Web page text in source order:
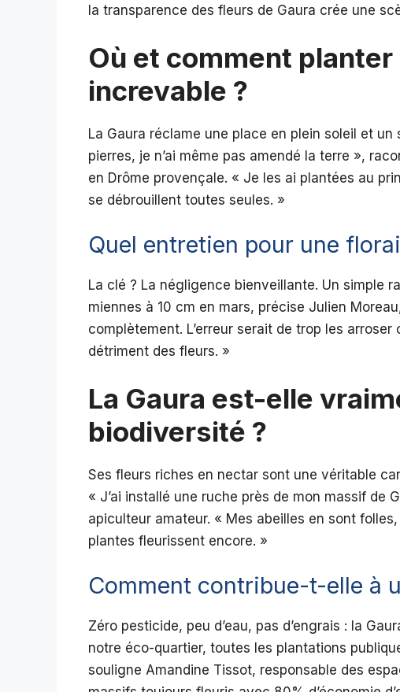
la transparence des fleurs de Gaura crée une
Où et comment
increvable ?
La Gaura réclame une place en plein soleil et
pierres, je n’ai même pas amendé la terre »,
en Drôme provençale. « Je les ai plantées au
se débrouillent toutes seules. »
Quel entretien pour une
La clé ? La négligence bienveillante. Un simple
miennes à 10 cm en mars, précise Julien
complètement. L’erreur serait de trop les
détriment des fleurs. »
La Gaura est-elle
biodiversité ?
Ses fleurs riches en nectar sont une véritable
« J’ai installé une ruche près de mon massif de
apiculteur amateur. « Mes abeilles en sont
plantes fleurissent encore. »
Comment contribue-t-elle à
Zéro pesticide, peu d’eau, pas d’engrais : la
notre éco-quartier, toutes les plantations
souligne Amandine Tissot, responsable des